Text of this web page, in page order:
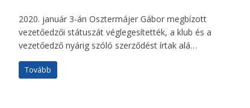
2020. január 3-án Osztermájer Gábor megbízott
vezetőedzői státuszát véglegesítették, a klub és a
vezetőedző nyárig szóló szerződést írtak alá…
Tovább